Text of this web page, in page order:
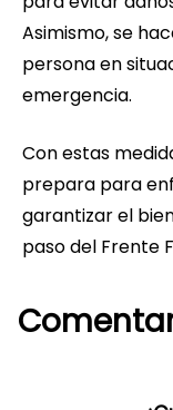
Asimismo, se
persona en
emergencia.
Con estas
prepara para
garantizar el
paso del Frente